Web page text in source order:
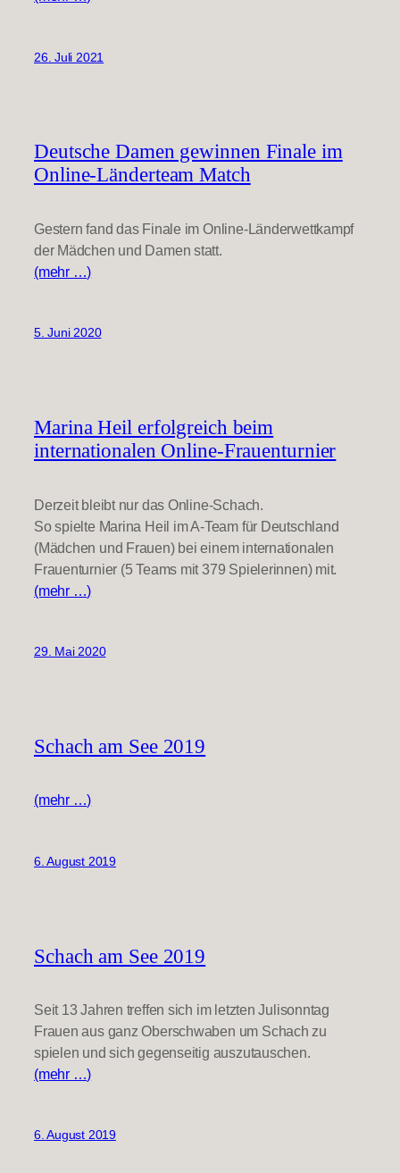
26. Juli 2021
Deutsche Damen gewinnen Finale im
Online-Länderteam Match
Gestern fand das Finale im Online-Länderwettkampf
der Mädchen und Damen statt.
(mehr …)
5. Juni 2020
Marina Heil erfolgreich beim
internationalen Online-Frauenturnier
Derzeit bleibt nur das Online-Schach.
So spielte Marina Heil im A-Team für Deutschland
(Mädchen und Frauen) bei einem internationalen
Frauenturnier (5 Teams mit 379 Spielerinnen) mit.
(mehr …)
29. Mai 2020
Schach am See 2019
(mehr …)
6. August 2019
Schach am See 2019
Seit 13 Jahren treffen sich im letzten Julisonntag
Frauen aus ganz Oberschwaben um Schach zu
spielen und sich gegenseitig auszutauschen.
(mehr …)
6. August 2019